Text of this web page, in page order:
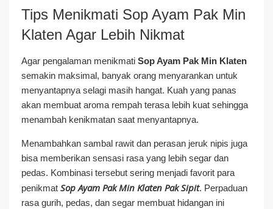
Tips Menikmati Sop Ayam Pak Min
Klaten Agar Lebih Nikmat
Agar pengalaman menikmati Sop Ayam Pak Min Klaten
semakin maksimal, banyak orang menyarankan untuk
menyantapnya selagi masih hangat. Kuah yang panas
akan membuat aroma rempah terasa lebih kuat sehingga
menambah kenikmatan saat menyantapnya.
Menambahkan sambal rawit dan perasan jeruk nipis juga
bisa memberikan sensasi rasa yang lebih segar dan
pedas. Kombinasi tersebut sering menjadi favorit para
penikmat Sop Ayam Pak Min Klaten Pak Sipit. Perpaduan
rasa gurih, pedas, dan segar membuat hidangan ini